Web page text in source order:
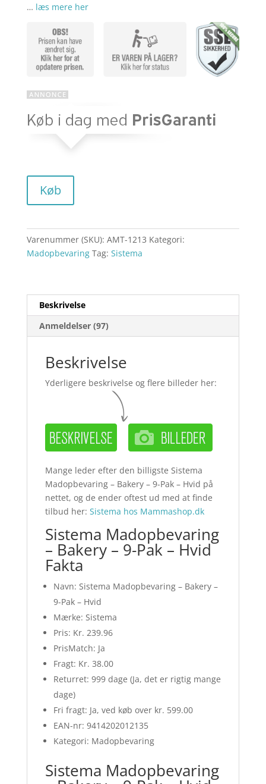
pris
var:
kr.
aktuelle
pris
er:
… læs mere her
Køb
Varenummer (SKU): AMT-1213 Kategori:
Madopbevaring Tag: Sistema
Beskrivelse
Anmeldelser (97)
Beskrivelse
Yderligere beskrivelse og flere billeder her:
Mange leder efter den billigste Sistema
Madopbevaring – Bakery – 9-Pak – Hvid på
nettet, og de ender oftest ud med at finde
tilbud her: Sistema hos Mammashop.dk
Sistema Madopbevaring
– Bakery – 9-Pak – Hvid
Fakta
Navn: Sistema Madopbevaring – Bakery –
9-Pak – Hvid
Mærke: Sistema
Pris: Kr. 239.96
PrisMatch: Ja
Fragt: Kr. 38.00
Returret: 999 dage (Ja, det er rigtig mange
dage)
Fri fragt: Ja, ved køb over kr. 599.00
EAN-nr: 9414202012135
Kategori: Madopbevaring
Sistema Madopbevaring